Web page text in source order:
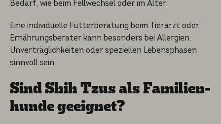
Bedarf, wie beim Fellwechsel oder im Alter.
Eine individuelle Futterberatung beim Tierarzt oder
Ernährungsberater kann besonders bei Allergien,
Unverträglichkeiten oder speziellen Lebensphasen
sinnvoll sein.
Sind Shih Tzus als Famili­en­
hun­de geeignet?